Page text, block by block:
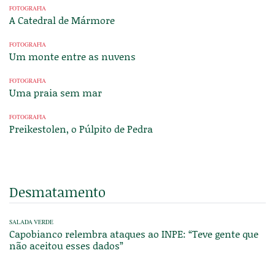
FOTOGRAFIA
A Catedral de Mármore
FOTOGRAFIA
Um monte entre as nuvens
FOTOGRAFIA
Uma praia sem mar
FOTOGRAFIA
Preikestolen, o Púlpito de Pedra
Desmatamento
SALADA VERDE
Capobianco relembra ataques ao INPE: “Teve gente que
não aceitou esses dados”